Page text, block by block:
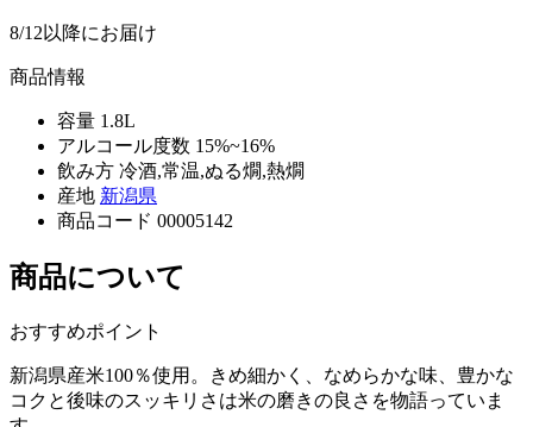
8/12以降にお届け
商品情報
容量 1.8L
アルコール度数 15%~16%
飲み方 冷酒,常温,ぬる燗,熱燗
産地 新潟県
商品コード 00005142
商品について
おすすめポイント
新潟県産米100％使用。きめ細かく、なめらかな味、豊かな
コクと後味のスッキリさは米の磨きの良さを物語っていま